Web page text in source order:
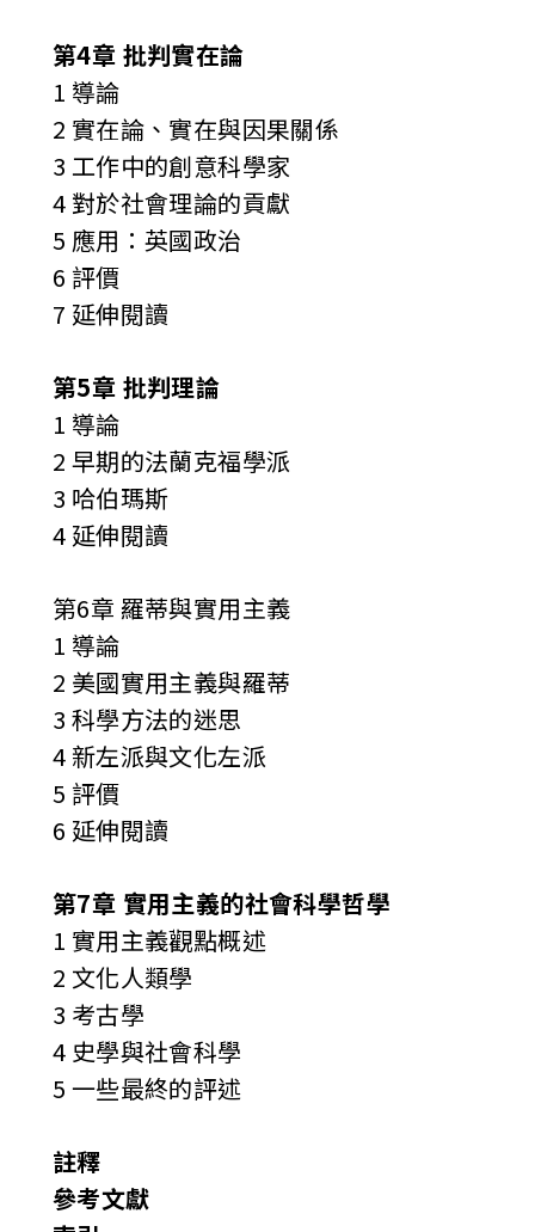
第4章 批判實在論
1 導論
2 實在論、實在與因果關係
3 工作中的創意科學家
4 對於社會理論的貢獻
5 應用：英國政治
6 評價
7 延伸閱讀
第5章 批判理論
1 導論
2 早期的法蘭克福學派
3 哈伯瑪斯
4 延伸閱讀
第6章 羅蒂與實用主義
1 導論
2 美國實用主義與羅蒂
3 科學方法的迷思
4 新左派與文化左派
5 評價
6 延伸閱讀
第7章 實用主義的社會科學哲學
1 實用主義觀點概述
2 文化人類學
3 考古學
4 史學與社會科學
5 一些最終的評述
註釋
參考文獻